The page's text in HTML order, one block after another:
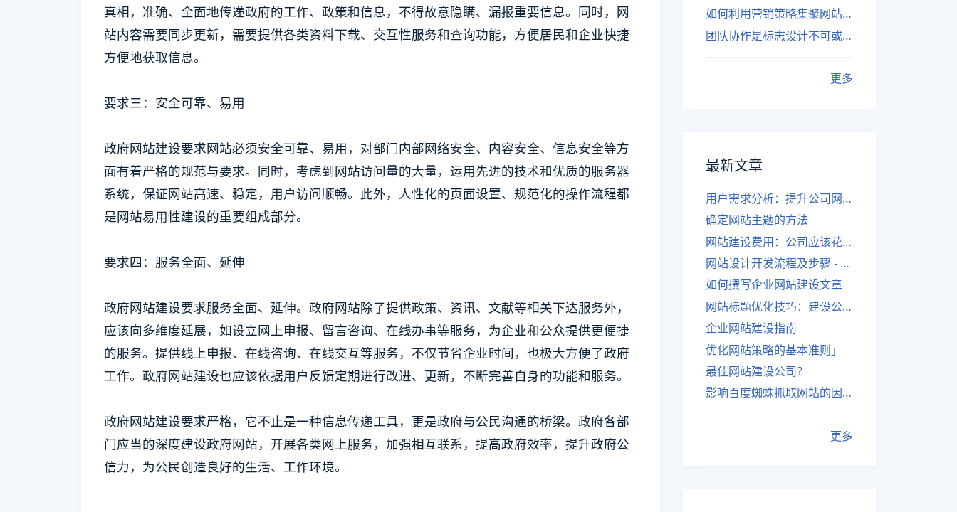
真相，准确、全面地传递政府的工作、政策和信息，不得故意隐瞒、漏报重要信息。同时，网
站内容需要同步更新，需要提供各类资料下载、交互性服务和查询功能，方便居民和企业快捷
方便地获取信息。
要求三：安全可靠、易用
政府网站建设要求网站必须安全可靠、易用，对部门内部网络安全、内容安全、信息安全等方
面有着严格的规范与要求。同时，考虑到网站访问量的大量，运用先进的技术和优质的服务器
系统，保证网站高速、稳定，用户访问顺畅。此外，人性化的页面设置、规范化的操作流程都
是网站易用性建设的重要组成部分。
要求四：服务全面、延伸
政府网站建设要求服务全面、延伸。政府网站除了提供政策、资讯、文献等相关下达服务外，
应该向多维度延展，如设立网上申报、留言咨询、在线办事等服务，为企业和公众提供更便捷
的服务。提供线上申报、在线咨询、在线交互等服务，不仅节省企业时间，也极大方便了政府
工作。政府网站建设也应该依据用户反馈定期进行改进、更新，不断完善自身的功能和服务。
政府网站建设要求严格，它不止是一种信息传递工具，更是政府与公民沟通的桥梁。政府各部
门应当的深度建设政府网站，开展各类网上服务，加强相互联系，提高政府效率，提升政府公
信力，为公民创造良好的生活、工作环境。
如何利用营销策略集聚网站流量
团队协作是标志设计不可或缺的一部分
更多
最新文章
用户需求分析：提升公司网站建设效果
确定网站主题的方法
网站建设费用：公司应该花费多少？
网站设计开发流程及步骤 - 优化后的标题
如何撰写企业网站建设文章
网站标题优化技巧：建设公司的专业指导
企业网站建设指南
优化网站策略的基本准则」
最佳网站建设公司？
影响百度蜘蛛抓取网站的因素有哪些？
更多